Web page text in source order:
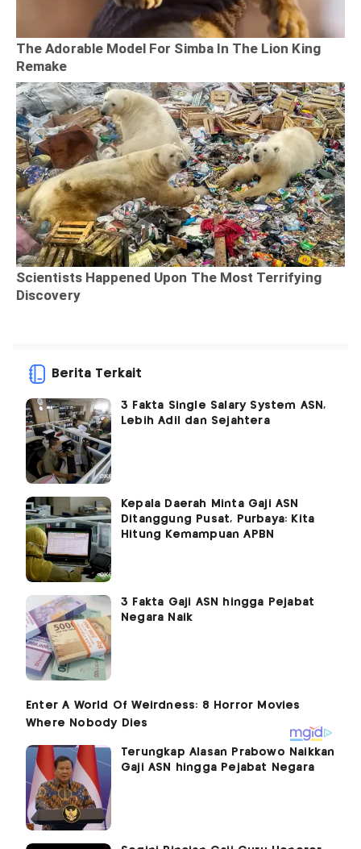
Berita Terkait
3 Fakta Single Salary System ASN,
Lebih Adil dan Sejahtera
Kepala Daerah Minta Gaji ASN
Ditanggung Pusat, Purbaya: Kita
Hitung Kemampuan APBN
3 Fakta Gaji ASN hingga Pejabat
Negara Naik
Terungkap Alasan Prabowo Naikkan
Gaji ASN hingga Pejabat Negara